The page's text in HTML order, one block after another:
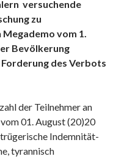
versuchende
zu
vom 1.
Bevölkerung
des Verbots
der Teilnehmer an
01. August (20)20
Indemnität-
tyrannisch